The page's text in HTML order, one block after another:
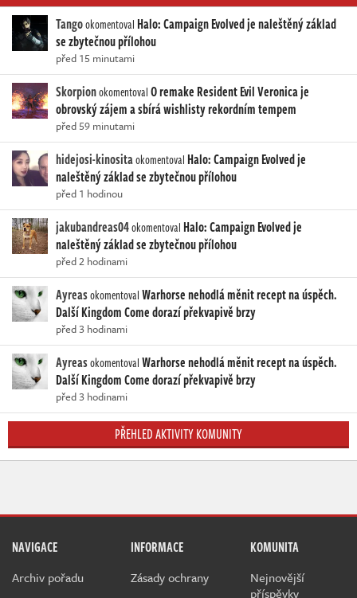
Tangookomentoval Halo: Campaign Evolved je naleštěný základ
se zbytečnou přílohou
před 15 minutami
SkorpionokomentovalO remake Resident Evil Veronica je
obrovský zájem a sbírá wishlisty rekordním tempem
před 59 minutami
hidejosi-kinositaokomentoval Halo: Campaign Evolved je
naleštěný základ se zbytečnou přílohou
před 1 hodinou
jakubandreas04okomentoval Halo: Campaign Evolved je
naleštěný základ se zbytečnou přílohou
před 2 hodinami
AyreasokomentovalWarhorse nehodlá měnit recept na úspěch.
Další Kingdom Come dorazí překvapivě brzy
před 3 hodinami
AyreasokomentovalWarhorse nehodlá měnit recept na úspěch.
Další Kingdom Come dorazí překvapivě brzy
před 3 hodinami
PŘEHLED AKTIVITY KOMUNITY
NAVIGACE
Archiv pořadu
INFORMACE
Zásady ochrany
KOMUNITA
Nejnovější
příspěvky